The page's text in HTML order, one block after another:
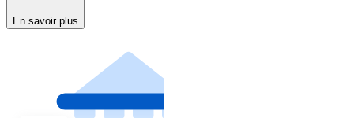
En savoir plus